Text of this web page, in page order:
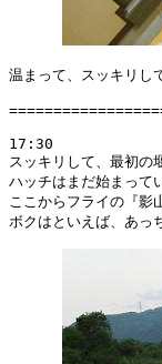
温まって、スッキリし
17:30
スッキリして、最初の
ハッチはまだ始まって
ここからフライの『影
ボクはといえば、あっ